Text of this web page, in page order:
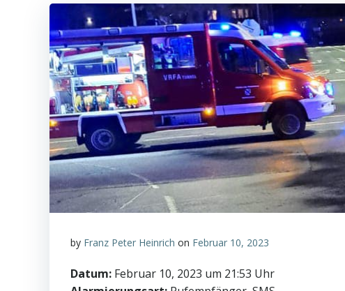
by Franz Peter Heinrich on Februar 10, 2023
Datum: Februar 10, 2023 um 21:53 Uhr